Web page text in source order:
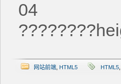
04
网站前端 HTML5 HTML5